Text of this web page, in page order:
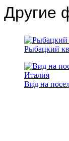
Другие
Рыбацкий
Вид на